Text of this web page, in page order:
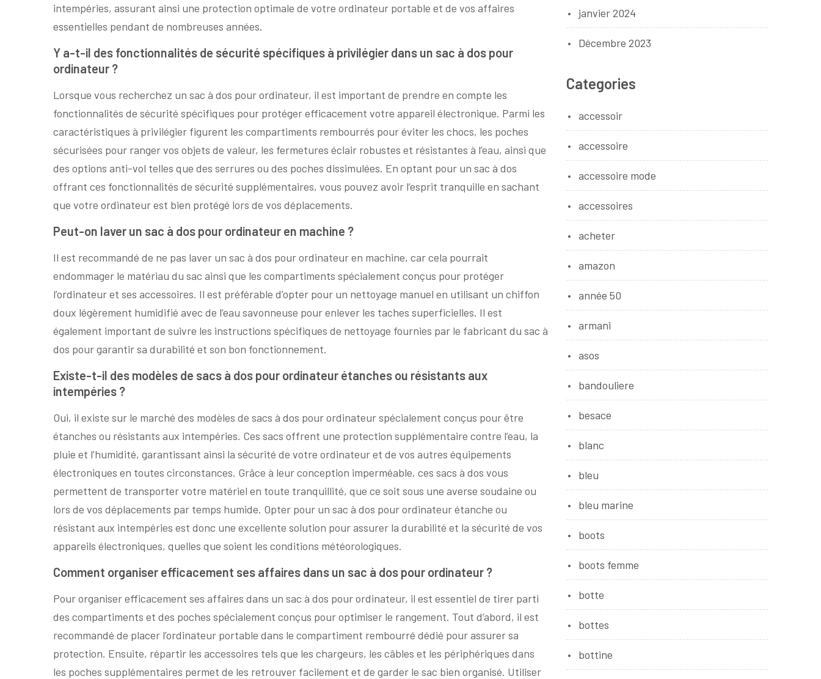
intempéries, assurant ainsi une protection optimale de votre ordinateur portable et de vos affaires
essentielles pendant de nombreuses années.
Y a-t-il des fonctionnalités de sécurité spécifiques à privilégier dans un sac à dos pour
ordinateur ?
Lorsque vous recherchez un sac à dos pour ordinateur, il est important de prendre en compte les
fonctionnalités de sécurité spécifiques pour protéger efficacement votre appareil électronique. Parmi les
caractéristiques à privilégier figurent les compartiments rembourrés pour éviter les chocs, les poches
sécurisées pour ranger vos objets de valeur, les fermetures éclair robustes et résistantes à l’eau, ainsi que
des options anti-vol telles que des serrures ou des poches dissimulées. En optant pour un sac à dos
offrant ces fonctionnalités de sécurité supplémentaires, vous pouvez avoir l’esprit tranquille en sachant
que votre ordinateur est bien protégé lors de vos déplacements.
Peut-on laver un sac à dos pour ordinateur en machine ?
Il est recommandé de ne pas laver un sac à dos pour ordinateur en machine, car cela pourrait
endommager le matériau du sac ainsi que les compartiments spécialement conçus pour protéger
l’ordinateur et ses accessoires. Il est préférable d’opter pour un nettoyage manuel en utilisant un chiffon
doux légèrement humidifié avec de l’eau savonneuse pour enlever les taches superficielles. Il est
également important de suivre les instructions spécifiques de nettoyage fournies par le fabricant du sac à
dos pour garantir sa durabilité et son bon fonctionnement.
Existe-t-il des modèles de sacs à dos pour ordinateur étanches ou résistants aux
intempéries ?
Oui, il existe sur le marché des modèles de sacs à dos pour ordinateur spécialement conçus pour être
étanches ou résistants aux intempéries. Ces sacs offrent une protection supplémentaire contre l’eau, la
pluie et l’humidité, garantissant ainsi la sécurité de votre ordinateur et de vos autres équipements
électroniques en toutes circonstances. Grâce à leur conception imperméable, ces sacs à dos vous
permettent de transporter votre matériel en toute tranquillité, que ce soit sous une averse soudaine ou
lors de vos déplacements par temps humide. Opter pour un sac à dos pour ordinateur étanche ou
résistant aux intempéries est donc une excellente solution pour assurer la durabilité et la sécurité de vos
appareils électroniques, quelles que soient les conditions météorologiques.
Comment organiser efficacement ses affaires dans un sac à dos pour ordinateur ?
Pour organiser efficacement ses affaires dans un sac à dos pour ordinateur, il est essentiel de tirer parti
des compartiments et des poches spécialement conçus pour optimiser le rangement. Tout d’abord, il est
recommandé de placer l’ordinateur portable dans le compartiment rembourré dédié pour assurer sa
protection. Ensuite, répartir les accessoires tels que les chargeurs, les câbles et les périphériques dans
les poches supplémentaires permet de les retrouver facilement et de garder le sac bien organisé. Utiliser
janvier 2024
Décembre 2023
Categories
accessoir
accessoire
accessoire mode
accessoires
acheter
amazon
année 50
armani
asos
bandouliere
besace
blanc
bleu
bleu marine
boots
boots femme
botte
bottes
bottine